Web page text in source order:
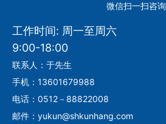
微信扫一扫咨询
工作时间: 周一至周六
9:00-18:00
联系人：于先生
手机：13601679988
电话：0512－88822008
邮件：yukun@shkunhang.com